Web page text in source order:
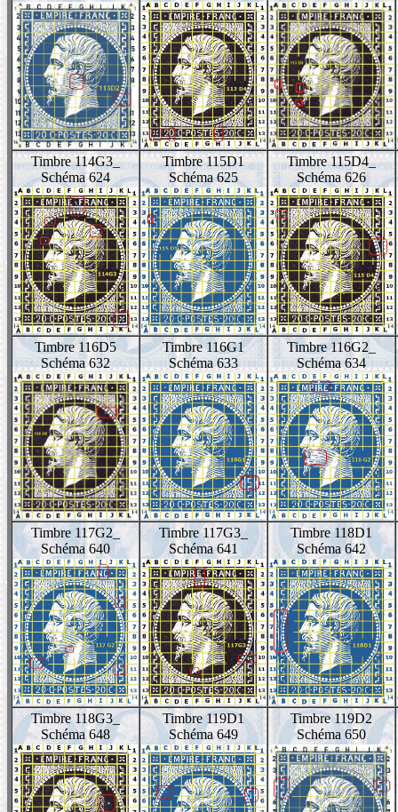
Timbre 114G3_
Schéma 624
Timbre 115D1
Schéma 625
Timbre 115D4_
Schéma 626
Timbre 116D5
Schéma 632
Timbre 116G1
Schéma 633
Timbre 116G2_
Schéma 634
Timbre 117G2_
Schéma 640
Timbre 117G3_
Schéma 641
Timbre 118D1
Schéma 642
Timbre 118G3_
Schéma 648
Timbre 119D1
Schéma 649
Timbre 119D2
Schéma 650